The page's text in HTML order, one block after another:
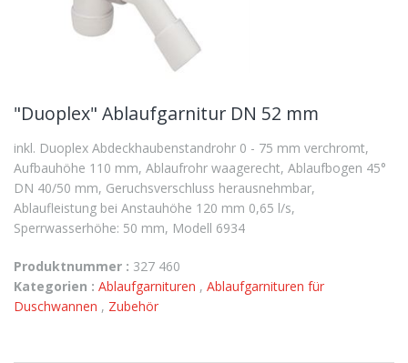
"Duoplex" Ablaufgarnitur DN 52 mm
inkl. Duoplex Abdeckhaubenstandrohr 0 - 75 mm verchromt,
Aufbauhöhe 110 mm, Ablaufrohr waagerecht, Ablaufbogen 45°
DN 40/50 mm, Geruchsverschluss herausnehmbar,
Ablaufleistung bei Anstauhöhe 120 mm 0,65 l/s,
Sperrwasserhöhe: 50 mm, Modell 6934
Produktnummer : 327 460
Kategorien : Ablaufgarnituren , Ablaufgarnituren für
Duschwannen , Zubehör